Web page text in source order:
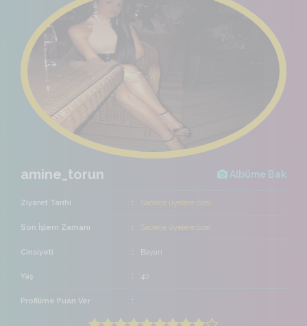
amine_torun Albüme Bak
Ziyaret Tarihi Sadece üyelere özel
Son İşlem Zamanı Sadece üyelere özel
Cinsiyeti Bayan
Yaş 40
Profilime Puan Ver